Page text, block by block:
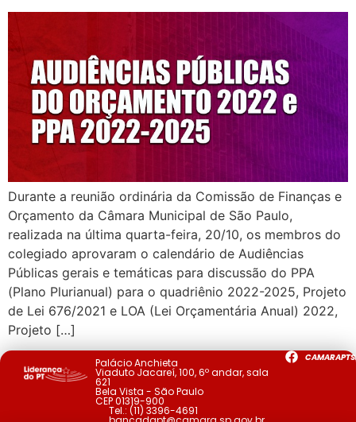
Durante a reunião ordinária da Comissão de Finanças e
Orçamento da Câmara Municipal de São Paulo,
realizada na última quarta-feira, 20/10, os membros do
colegiado aprovaram o calendário de Audiências
Públicas gerais e temáticas para discussão do PPA
(Plano Plurianual) para o quadriênio 2022-2025, Projeto
de Lei 676/2021 e LOA (Lei Orçamentária Anual) 2022,
Projeto […]
Palácio Anchieta
Viaduto Jacareí, 100, 6º andar, sala
621
Bela Vista - São Paulo
CEP 01319-900
Tel.: (11) 3396-4691